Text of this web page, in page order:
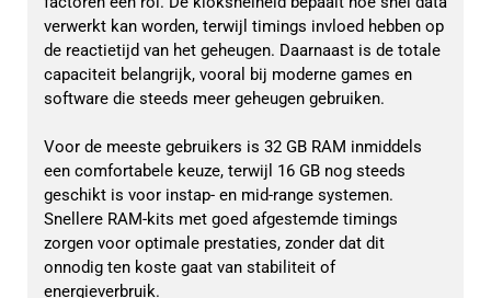
verwerkt kan worden, terwijl timings invloed hebben op
de reactietijd van het geheugen. Daarnaast is de totale
capaciteit belangrijk, vooral bij moderne games en
software die steeds meer geheugen gebruiken.
Voor de meeste gebruikers is 32 GB RAM inmiddels
een comfortabele keuze, terwijl 16 GB nog steeds
geschikt is voor instap- en mid-range systemen.
Snellere RAM-kits met goed afgestemde timings
zorgen voor optimale prestaties, zonder dat dit
onnodig ten koste gaat van stabiliteit of
energieverbruik.